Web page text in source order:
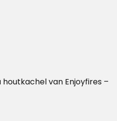
van Enjoyfires –